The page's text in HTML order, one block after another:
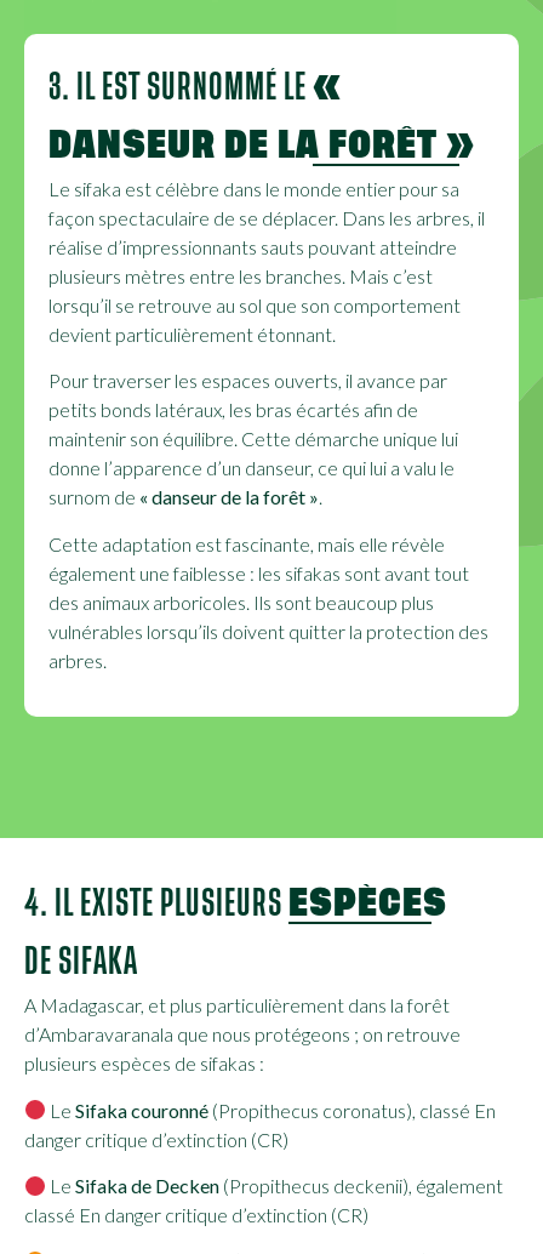
3. IL EST SURNOMMÉ LE «
DANSEUR DE LA FORÊT »
Le sifaka est célèbre dans le monde entier pour sa
façon spectaculaire de se déplacer. Dans les arbres, il
réalise d’impressionnants sauts pouvant atteindre
plusieurs mètres entre les branches. Mais c’est
lorsqu’il se retrouve au sol que son comportement
devient particulièrement étonnant.
Pour traverser les espaces ouverts, il avance par
petits bonds latéraux, les bras écartés afin de
maintenir son équilibre. Cette démarche unique lui
donne l’apparence d’un danseur, ce qui lui a valu le
surnom de « danseur de la forêt ».
Cette adaptation est fascinante, mais elle révèle
également une faiblesse : les sifakas sont avant tout
des animaux arboricoles. Ils sont beaucoup plus
vulnérables lorsqu’ils doivent quitter la protection des
arbres.
4. IL EXISTE PLUSIEURS ESPÈCES
DE SIFAKA
A Madagascar, et plus particulièrement dans la forêt
d’Ambaravaranala que nous protégeons ; on retrouve
plusieurs espèces de sifakas :
LeSifaka couronné (Propithecus coronatus), classé En
danger critique d’extinction (CR)
LeSifaka de Decken (Propithecus deckenii), également
classé En danger critique d’extinction (CR)